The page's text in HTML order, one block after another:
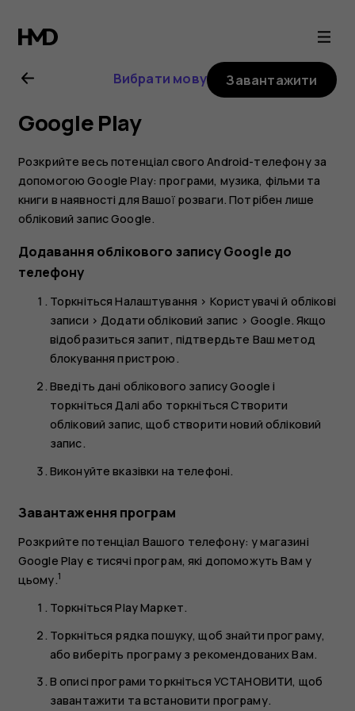
Посібник
користувача
Nokia
2.1
Вибрати мову Завантажити
Google Play
Розкрийте весь потенціал свого Android-телефону за
допомогою Google Play: програми, музика, фільми та
книги в наявності для Вашої розваги. Потрібен лише
обліковий запис Google.
Додавання облікового запису Google до
телефону
ТоркнітьсяНалаштування > Користувачі й облікові
записи >Додати обліковий запис > Google. Якщо
відобразиться запит, підтвердьте Ваш метод
блокування пристрою.
Введіть дані облікового запису Google і
торкнітьсяДалі або торкнітьсяСтворити
обліковий запис, щоб створити новий обліковий
запис.
Виконуйте вказівки на телефоні.
Завантаження програм
Розкрийте потенціал Вашого телефону: у магазині
Google Play є тисячі програм, які допоможуть Вам у
цьому.1
ТоркнітьсяPlay Маркет.
Торкніться рядка пошуку, щоб знайти програму,
або виберіть програму з рекомендованих Вам.
В описі програми торкніться УСТАНОВИТИ, щоб
завантажити та встановити програму.